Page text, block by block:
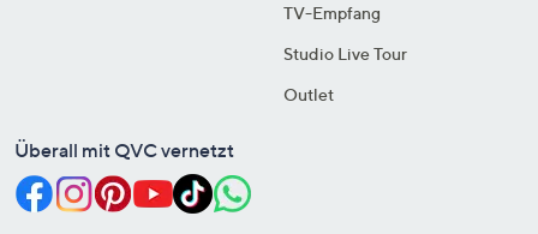
TV-Empfang
Studio Live Tour
Outlet
Überall mit QVC vernetzt